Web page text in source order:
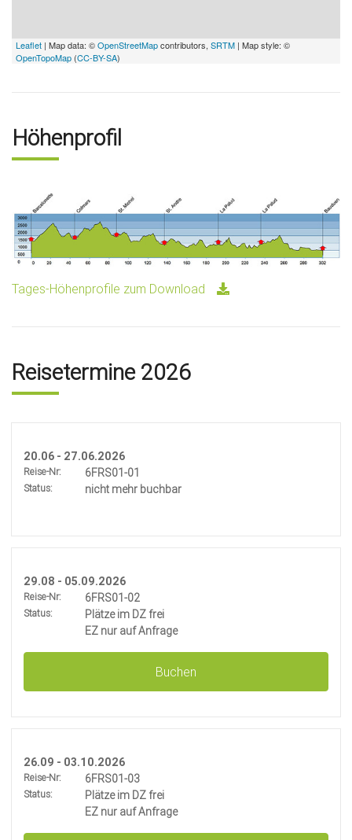
Leaflet | Map data: ©OpenStreetMapcontributors, SRTM | Map style: ©
OpenTopoMap (CC-BY-SA)
Höhenprofil
Tages-Höhenprofile zum Download
Reisetermine 2026
20.06 - 27.06.2026
Reise-Nr: 6FRS01-01
Status: nicht mehr buchbar
29.08 - 05.09.2026
Reise-Nr: 6FRS01-02
Status:
Plätze im DZ frei
EZ nur auf Anfrage
Buchen
26.09 - 03.10.2026
Reise-Nr: 6FRS01-03
Status:
Plätze im DZ frei
EZ nur auf Anfrage